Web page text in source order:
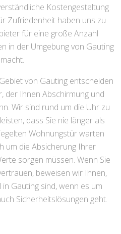
Kostengestaltung
Zufriedenheit haben uns zu
für eine große Anzahl
in der Umgebung von Gauting
von Gauting entscheiden
der Ihnen Abschirmung und
Wir sind rund um die Uhr zu
dass Sie nie länger als
Wohnungstür warten
um die Absicherung Ihrer
sorgen müssen. Wenn Sie
beweisen wir Ihnen,
Gauting sind, wenn es um
Sicherheitslösungen geht.